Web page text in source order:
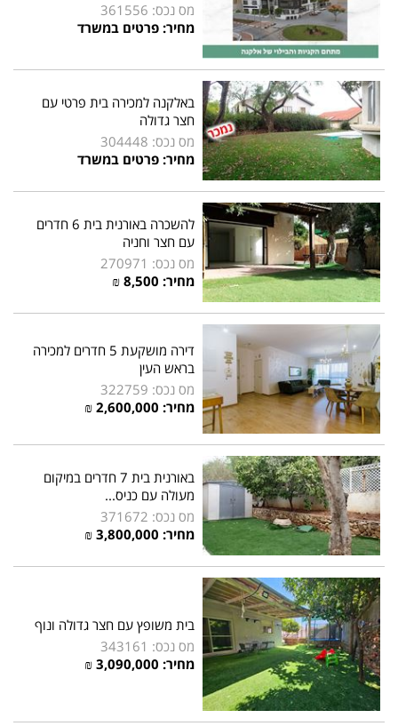
מס נכס: 361556
מחיר: פרטים במשרד
באלקנה למכירה בית פרטי עם
חצר גדולה
מס נכס: 304448
מחיר: פרטים במשרד
להשכרה באורנית בית 6 חדרים
עם חצר וחניה
מס נכס: 270971
מחיר: 8,500
₪
דירה מושקעת 5 חדרים למכירה
בראש העין
מס נכס: 322759
מחיר: 2,600,000
₪
באורנית בית 7 חדרים במיקום
מעולה עם כניס...
מס נכס: 371672
מחיר: 3,800,000
₪
בית משופץ עם חצר גדולה ונוף
מס נכס: 343161
מחיר: 3,090,000
₪